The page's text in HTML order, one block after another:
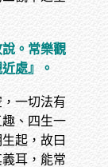
說。常樂觀
處』。
一切法有
、四生一
起，故曰
耳，能常